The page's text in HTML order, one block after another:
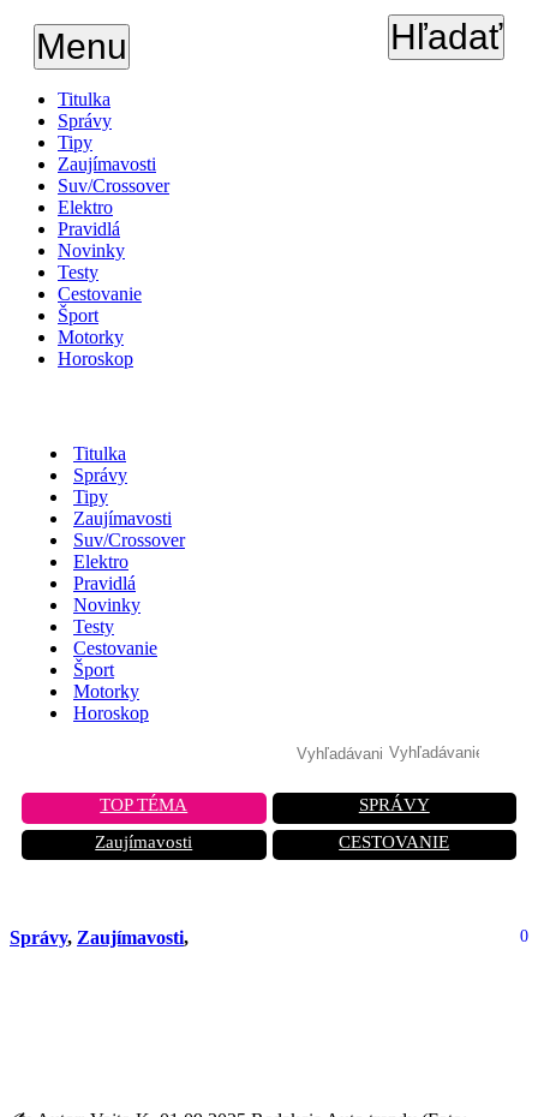
Menu Hľadať
Titulka
Správy
Tipy
Zaujímavosti
Suv/Crossover
Elektro
Pravidlá
Novinky
Testy
Cestovanie
Šport
Motorky
Horoskop
Titulka
Správy
Tipy
Zaujímavosti
Suv/Crossover
Elektro
Pravidlá
Novinky
Testy
Cestovanie
Šport
Motorky
Horoskop
TOP TÉMA
SPRÁVY
Zaujímavosti
CESTOVANIE
Správy, Zaujímavosti, 0